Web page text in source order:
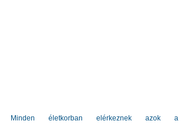
Minden életkorban elérkeznek azok a